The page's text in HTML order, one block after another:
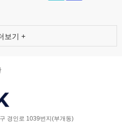
보기 +
경인로 1039번지(부개동)